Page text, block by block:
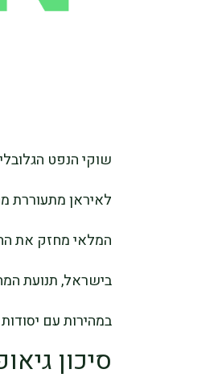
שוקי הנפט
לאיראן מתעוררת
המלאי מחזק את
בישראל, תנועת
במהירות עם
סיכון